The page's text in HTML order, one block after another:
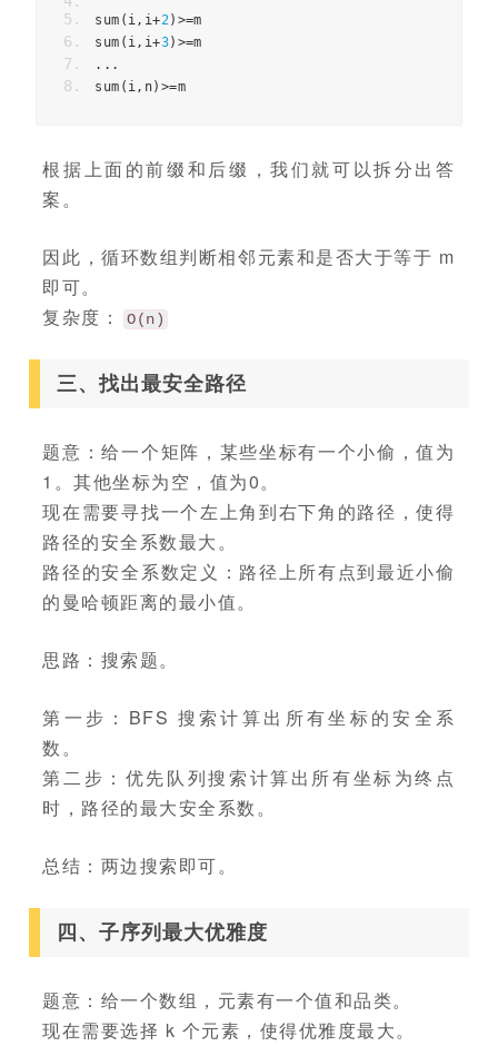
sum ( i, i+2)>=m
sum ( i, i+3)>=m
...
sum ( i, n)>=m
根据上面的前缀和后缀，我们就可以拆分出答
案。
因此，循环数组判断相邻元素和是否大于等于 m
即可。
复杂度：
O(n)
三、找出最安全路径
题意：给一个矩阵，某些坐标有一个小偷，值为
1。其他坐标为空，值为0。
现在需要寻找一个左上角到右下角的路径，使得
路径的安全系数最大。
路径的安全系数定义：路径上所有点到最近小偷
的曼哈顿距离的最小值。
思路：搜索题。
第一步：BFS 搜索计算出所有坐标的安全系
数。
第二步：优先队列搜索计算出所有坐标为终点
时，路径的最大安全系数。
总结：两边搜索即可。
四、子序列最大优雅度
题意：给一个数组，元素有一个值和品类。
现在需要选择 k 个元素，使得优雅度最大。